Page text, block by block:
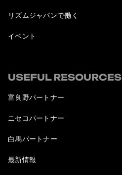
リズムジャパンで働く
イベント
USEFUL RESOURCES
富良野パートナー
ニセコパートナー
白馬パートナー
最新情報